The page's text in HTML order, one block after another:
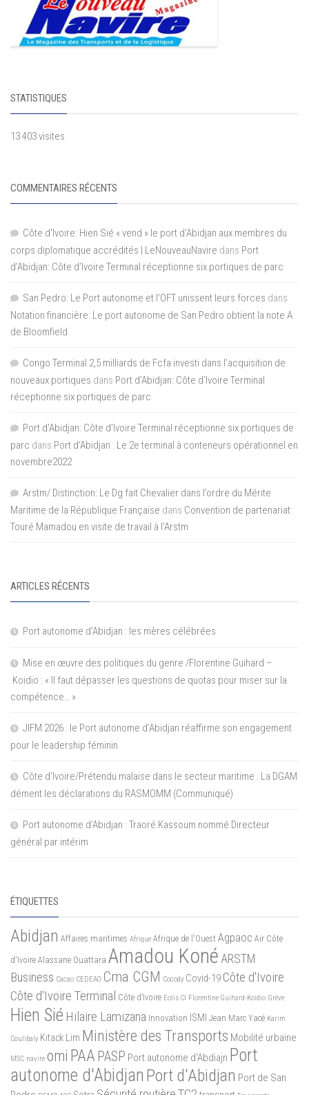
STATISTIQUES
13 403 visites
COMMENTAIRES RÉCENTS
Côte d'Ivoire: Hien Sié « vend » le port d'Abidjan aux membres du
corps diplomatique accrédités | LeNouveauNavire dans Port
d’Abidjan: Côte d’Ivoire Terminal réceptionne six portiques de parc
San Pedro: Le Port autonome et l’OFT unissent leurs forces dans
Notation financière: Le port autonome de San Pedro obtient la note A
de Bloomfield
Congo Terminal 2,5 milliards de Fcfa investi dans l’acquisition de
nouveaux portiques dans Port d’Abidjan: Côte d’Ivoire Terminal
réceptionne six portiques de parc
Port d'Abidjan: Côte d’Ivoire Terminal réceptionne six portiques de
parc dans Port d’Abidjan : Le 2e terminal à conteneurs opérationnel en
novembre2022
Arstm/ Distinction: Le Dg fait Chevalier dans l’ordre du Mérite
Maritime de la République Française dans Convention de partenariat:
Touré Mamadou en visite de travail à l’Arstm
ARTICLES RÉCENTS
Port autonome d’Abidjan : les mères célébrées
Mise en œuvre des politiques du genre /Florentine Guihard –
Koidio : « Il faut dépasser les questions de quotas pour miser sur la
compétence… »
JIFM 2026 : le Port autonome d’Abidjan réaffirme son engagement
pour le leadership féminin
Côte d’Ivoire/Prétendu malaise dans le secteur maritime : La DGAM
dément les déclarations du RASMOMM (Communiqué)
Port autonome d’Abidjan : Traoré Kassoum nommé Directeur
général par intérim
ÉTIQUETTES
Abidjan Affaires maritimes Afrique Afrique de l'Ouest Agpaoc Air Côte
d'Ivoire Alassane Ouattara Amadou Koné ARSTM
Business Cacao CEDEAO Cma CGM Cocody Covid-19 Côte d'Ivoire
Côte d'Ivoire Terminal Côte d’Ivoire Eolis CI Florentine Guihard-Koidio Grève
Hien Sié Hilaire Lamizana Innovation ISMI Jean Marc Yacé Karim
Coulibaly Kitack Lim Ministère des Transports Mobilité urbaine
MSC navire omi PAA PASP Port autonome d'Abdiajn Port
autonome d'Abidjan Port d'Abidjan Port de San